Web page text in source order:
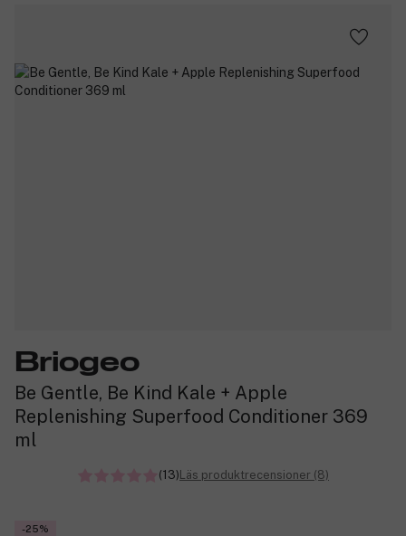
Briogeo
Be Gentle, Be Kind Kale + Apple
Replenishing Superfood Conditioner 369
ml
(13) Läs produktrecensioner (8)
-25%